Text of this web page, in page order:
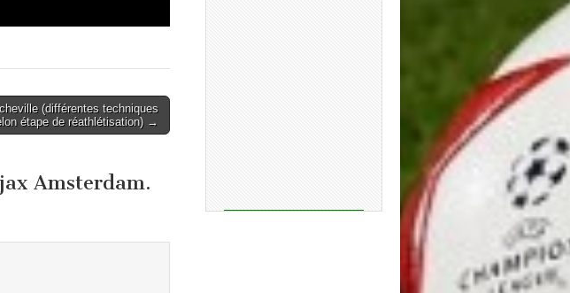
(différentes techniques
étape de réathlétisation) →
Amsterdam.